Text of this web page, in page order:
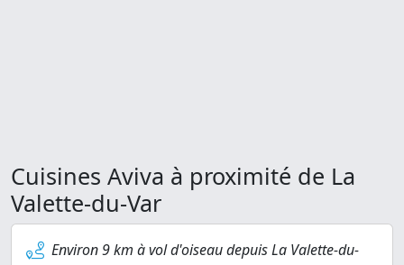
Cuisines Aviva à proximité de La
Valette-du-Var
Environ 9 km à vol d'oiseau depuis La Valette-du-